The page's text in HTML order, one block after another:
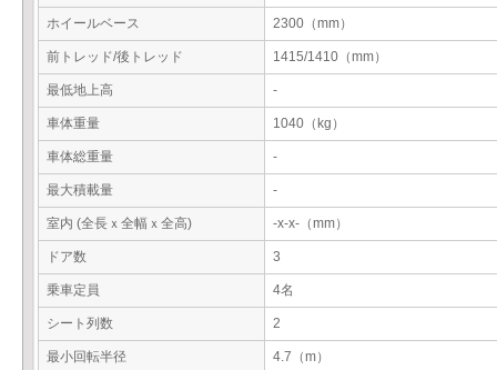
ホイールベース 2300（mm）
前トレッド/後トレッド 1415/1410（mm）
最低地上高 -
車体重量 1040（kg）
車体総重量 -
最大積載量 -
室内 (全長ｘ全幅ｘ全高) -x-x-（mm）
ドア数 3
乗車定員 4名
シート列数 2
最小回転半径 4.7（m）